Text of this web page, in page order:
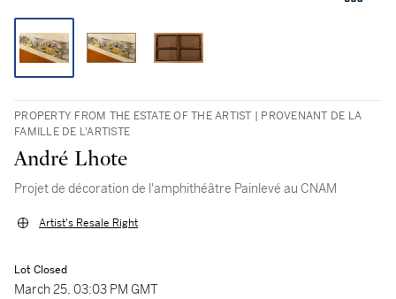
PROPERTY FROM THE ESTATE OF THE ARTIST | PROVENANT DE LA
FAMILLE DE L'ARTISTE
André Lhote
Projet de décoration de l'amphithéâtre Painlevé au CNAM
Artist's Resale Right
Lot Closed
March 25, 03:03 PM GMT